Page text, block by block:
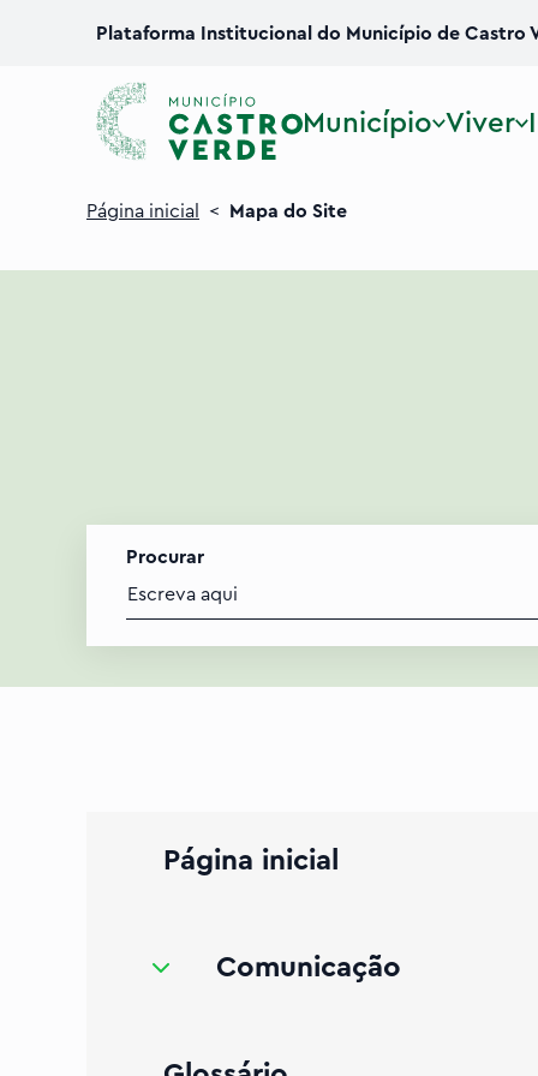
Plataforma Institucional do Município de Castro
Município Viver
Página inicial < Mapa do Site
Procurar
Página inicial
Comunicação